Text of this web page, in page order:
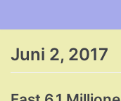
Juni 2, 2017